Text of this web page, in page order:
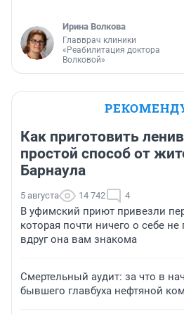
Ирина Волкова
Главврач клиники
«Реабилитация доктора
Волковой»
Как приготовить
простой способ от
Барнаула
5 августа 14 742 4
В уфимский приют привезли
которая почти ничего о себе
вдруг она вам знакома
Смертельный аудит: за что в
бывшего главбуха нефтяной